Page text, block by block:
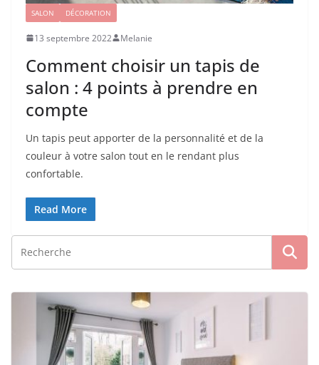
SALON DÉCORATION
13 septembre 2022 Melanie
Comment choisir un tapis de
salon : 4 points à prendre en
compte
Un tapis peut apporter de la personnalité et de la
couleur à votre salon tout en le rendant plus
confortable.
Read More